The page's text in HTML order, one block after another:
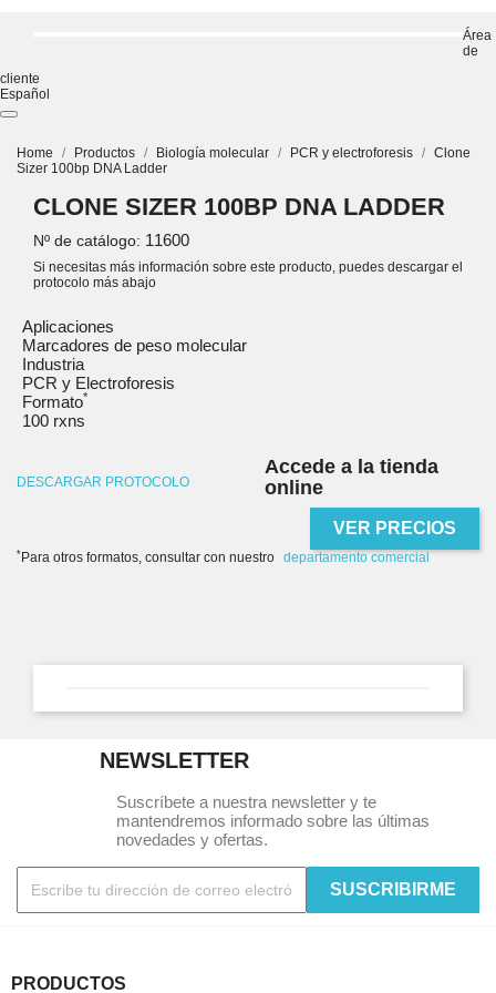
Área
de
cliente
Español
Home Productos Biología molecular PCR y electroforesis
Clone
Sizer 100bp DNA Ladder
CLONE SIZER 100BP DNA LADDER
Nº de catálogo: 11600
Si necesitas más información sobre este producto, puedes descargar el
protocolo más abajo
Aplicaciones
Marcadores de peso molecular
Industria
PCR y Electroforesis
Formato*
100 rxns
DESCARGAR PROTOCOLO
Accede a la tienda
online
VER PRECIOS
* Para otros formatos, consultar con nuestro departamento comercial
NEWSLETTER
Suscríbete a nuestra newsletter y te
mantendremos informado sobre las últimas
novedades y ofertas.
PRODUCTOS